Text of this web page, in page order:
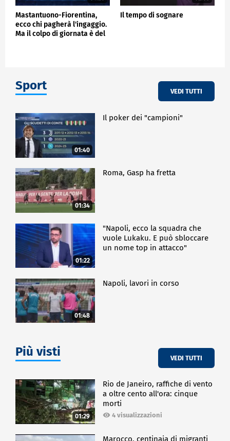
Mastantuono-Fiorentina,
ecco chi pagherà l'ingaggio.
Ma il colpo di giornata è del
Il tempo di sognare
Sport VEDI TUTTI
01:40
Il poker dei "campioni"
01:34
Roma, Gasp ha fretta
01:22
"Napoli, ecco la squadra che
vuole Lukaku. E può sbloccare
un nome top in attacco"
01:48
Napoli, lavori in corso
Più visti VEDI TUTTI
01:29
Rio de Janeiro, raffiche di vento
a oltre cento all'ora: cinque
morti
4 visualizzazioni
Marocco, centinaia di migranti